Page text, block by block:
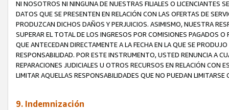
NI NOSOTROS NI NINGUNA DE NUESTRAS FILIALES O LICENCIANTES
DATOS QUE SE PRESENTEN EN RELACIÓN CON LAS OFERTAS DE
PRODUZCAN DICHOS DAÑOS Y PERJUICIOS. ASIMISMO, NUESTRA
SUPERAR EL TOTAL DE LOS INGRESOS POR COMISIONES PAGADOS
QUE ANTECEDAN DIRECTAMENTE A LA FECHA EN LA QUE SE
RESPONSABILIDAD. POR ESTE INSTRUMENTO, USTED RENUNCIA A
REPARACIONES JUDICIALES U OTROS RECURSOS EN RELACIÓN CON
LIMITAR AQUELLAS RESPONSABILIDADES QUE NO PUEDAN LIMITARSE
9. Indemnización